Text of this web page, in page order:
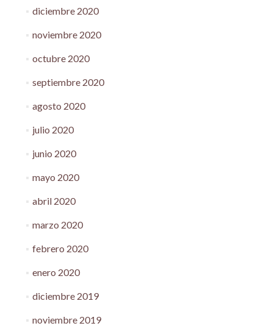
diciembre 2020
noviembre 2020
octubre 2020
septiembre 2020
agosto 2020
julio 2020
junio 2020
mayo 2020
abril 2020
marzo 2020
febrero 2020
enero 2020
diciembre 2019
noviembre 2019